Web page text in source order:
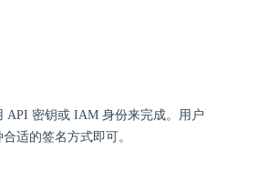
API 密钥或 IAM 身份来完成。用户
适的签名方式即可。